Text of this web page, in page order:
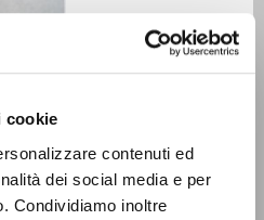
cookie
contenuti ed
dei social media e per
Condividiamo inoltre